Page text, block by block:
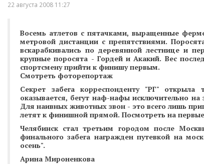
22 августа 2008 11:27
Восемь атлетов с пятачками, выращенные
метровой дистанции с препятствиями.
вскарабкивались по деревянной лестнице и
крупные поросята - Гордей и Акакий. Вес
спортсмену прийти к финишу первым.
Смотреть фоторепортаж
Секрет забега корреспонденту "РГ"
оказывается, бегут наф-нафы исключительно
Для наивных животных звон - это всего лишь
летят к финишной прямой. Посмотреть на
Челябинск стал третьим городом после
финального забега награжден путевкой на
осень".
Арина Мироненкова